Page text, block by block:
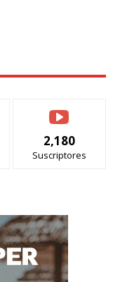
2,180
Suscriptores